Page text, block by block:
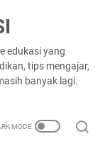
edukasi yang
tips mengajar,
banyak lagi.